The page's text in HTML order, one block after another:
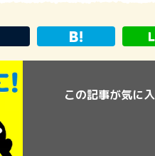
この記事が気に